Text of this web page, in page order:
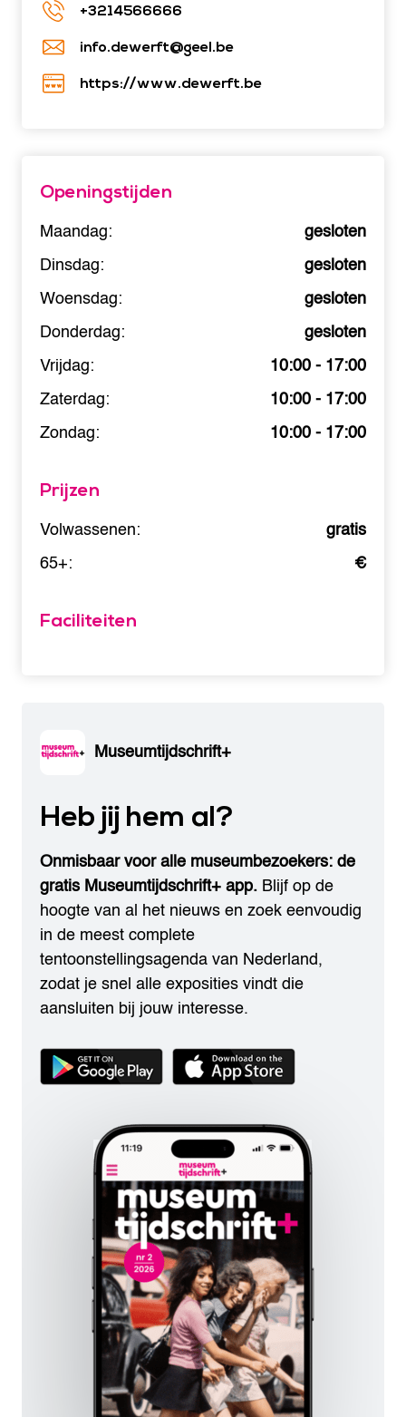
+3214566666
info.dewerft@geel.be
https://www.dewerft.be
Openingstijden
Maandag:
gesloten
Dinsdag:
gesloten
Woensdag:
gesloten
Donderdag:
gesloten
Vrijdag:
10:00 - 17:00
Zaterdag:
10:00 - 17:00
Zondag:
10:00 - 17:00
Prijzen
Volwassenen:
gratis
65+:
€
Faciliteiten
Museumtijdschrift+
Heb jij hem al?
Onmisbaar voor alle museumbezoekers: de
gratis Museumtijdschrift+ app. Blijf op de
hoogte van al het nieuws en zoek eenvoudig
in de meest complete
tentoonstellingsagenda van Nederland,
zodat je snel alle exposities vindt die
aansluiten bij jouw interesse.